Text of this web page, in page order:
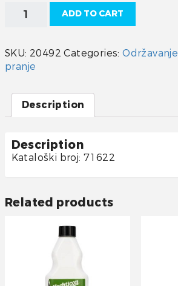
Sredstvo
crnih
tragova
Starbrite
ADD TO CART
SKU: 20492 Categories:Održavanje
pranje
Description
Description
Kataloški broj: 71622
Related products